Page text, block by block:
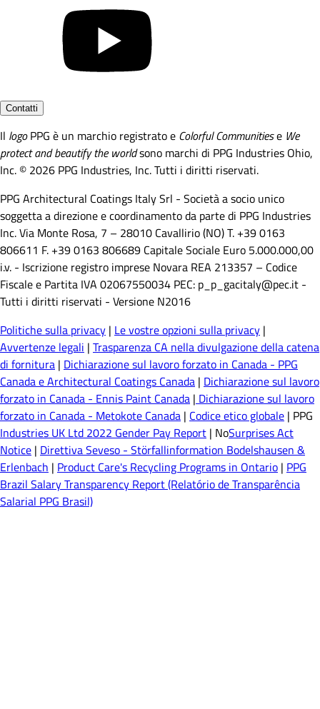
Contatti
Il logoPPG è un marchio registrato e Colorful Communitiese We
protect and beautify the worldsono marchi di PPG Industries Ohio,
Inc. © 2026 PPG Industries, Inc. Tutti i diritti riservati.
PPG Architectural Coatings Italy Srl - Società a socio unico
soggetta a direzione e coordinamento da parte di PPG Industries
Inc. Via Monte Rosa, 7 – 28010 Cavallirio (NO) T. +39 0163
806611 F. +39 0163 806689 Capitale Sociale Euro 5.000.000,00
i.v. - Iscrizione registro imprese Novara REA 213357 – Codice
Fiscale e Partita IVA 02067550034 PEC: p_p_gacitaly@pec.it -
Tutti i diritti riservati - Versione N2016
Politiche sulla privacy | Le vostre opzioni sulla privacy |
Avvertenze legali | Trasparenza CA nella divulgazione della catena
di fornitura | Dichiarazione sul lavoro forzato in Canada - PPG
Canada e Architectural Coatings Canada | Dichiarazione sul lavoro
forzato in Canada - Ennis Paint Canada | Dichiarazione sul lavoro
forzato in Canada - Metokote Canada | Codice etico globale | PPG
Industries UK Ltd 2022 Gender Pay Report | NoSurprises Act
Notice | Direttiva Seveso - Störfallinformation Bodelshausen &
Erlenbach | Product Care's Recycling Programs in Ontario | PPG
Brazil Salary Transparency Report (Relatório de Transparência
Salarial PPG Brasil)